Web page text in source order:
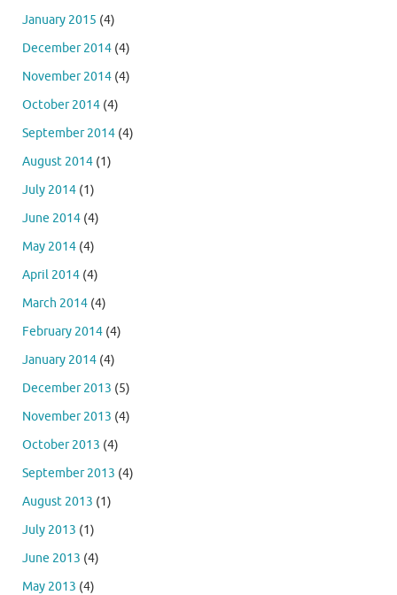
January 2015 (4)
December 2014 (4)
November 2014 (4)
October 2014 (4)
September 2014 (4)
August 2014 (1)
July 2014 (1)
June 2014 (4)
May 2014 (4)
April 2014 (4)
March 2014 (4)
February 2014 (4)
January 2014 (4)
December 2013 (5)
November 2013 (4)
October 2013 (4)
September 2013 (4)
August 2013 (1)
July 2013 (1)
June 2013 (4)
May 2013 (4)